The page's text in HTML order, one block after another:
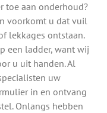
toe aan onderhoud?
voorkomt u dat vuil
lekkages ontstaan.
een ladder, want wij
u uit handen. Al
uw
in en ontvang
Onlangs hebben